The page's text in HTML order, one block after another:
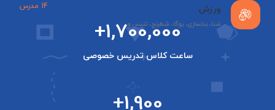
ورزش
شنا، بدنسازی، یوگا، شطرنج، تنیس و ...
14 مدرس
+1,700,000
ساعت کلاس تدریس خصوصی
+1,900